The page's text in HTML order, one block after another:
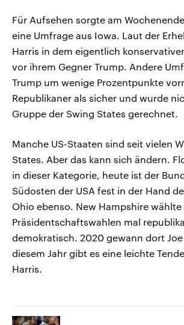
Für Aufsehen sorgte am
eine Umfrage aus Iowa. Laut der
Harris in dem eigentlich
vor ihrem Gegner Trump. Andere
Trump um wenige Prozentpunkte
Republikaner als sicher und wurde
Gruppe der Swing States gerechnet.
Manche US-Staaten sind seit vielen
States. Aber das kann sich ändern.
in dieser Kategorie, heute ist der
Südosten der USA fest in der Hand
Ohio ebenso. New Hampshire
Präsidentschaftswahlen mal
demokratisch. 2020 gewann dort
diesem Jahr gibt es eine leichte
Harris.